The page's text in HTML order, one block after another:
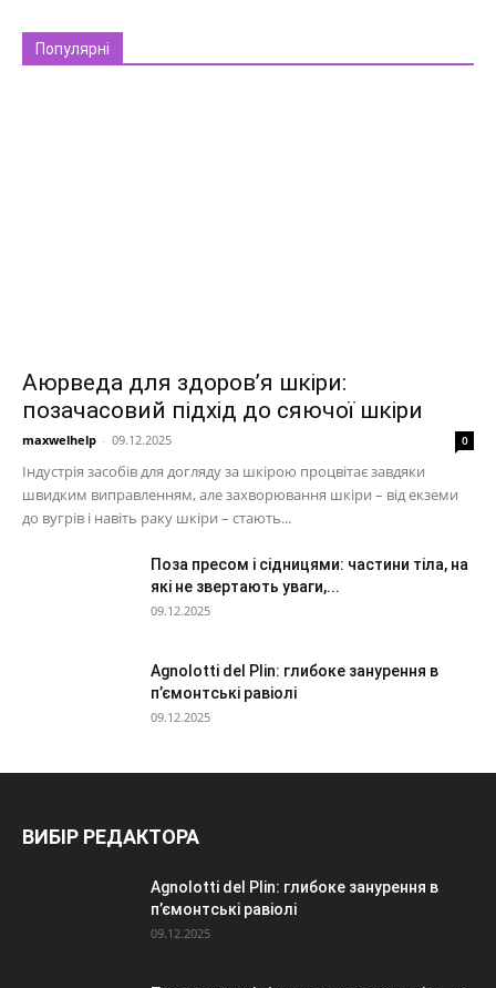
Популярні
Аюрведа для здоров’я шкіри:
позачасовий підхід до сяючої шкіри
maxwelhelp - 09.12.2025 0
Індустрія засобів для догляду за шкірою процвітає завдяки
швидким виправленням, але захворювання шкіри – від екземи
до вугрів і навіть раку шкіри – стають...
Поза пресом і сідницями: частини тіла, на
які не звертають уваги,...
09.12.2025
Agnolotti del Plin: глибоке занурення в
п’ємонтські равіолі
09.12.2025
ВИБІР РЕДАКТОРА
Agnolotti del Plin: глибоке занурення в
п’ємонтські равіолі
09.12.2025